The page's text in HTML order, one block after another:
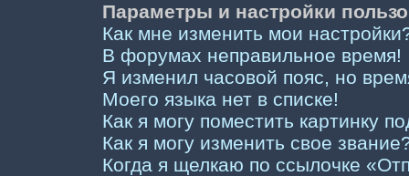
Параметры и настройки
Как мне изменить мои
В форумах неправильное время!
Я изменил часовой пояс, но
Моего языка нет в списке!
Как я могу поместить картинку
Как я могу изменить свое
Когда я щелкаю по ссылочке